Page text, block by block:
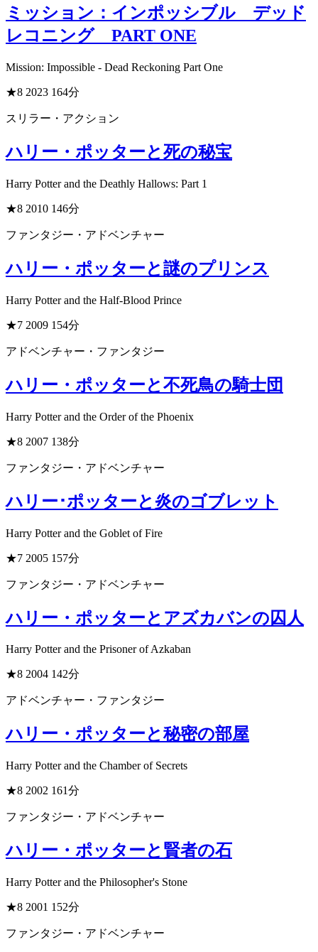
ミッション：インポッシブル デッド
レコニング PART ONE
Mission: Impossible - Dead Reckoning Part One
★8 2023 164分
スリラー・アクション
ハリー・ポッターと死の秘宝
Harry Potter and the Deathly Hallows: Part 1
★8 2010 146分
ファンタジー・アドベンチャー
ハリー・ポッターと謎のプリンス
Harry Potter and the Half-Blood Prince
★7 2009 154分
アドベンチャー・ファンタジー
ハリー・ポッターと不死鳥の騎士団
Harry Potter and the Order of the Phoenix
★8 2007 138分
ファンタジー・アドベンチャー
ハリー･ポッターと炎のゴブレット
Harry Potter and the Goblet of Fire
★7 2005 157分
ファンタジー・アドベンチャー
ハリー・ポッターとアズカバンの囚人
Harry Potter and the Prisoner of Azkaban
★8 2004 142分
アドベンチャー・ファンタジー
ハリー・ポッターと秘密の部屋
Harry Potter and the Chamber of Secrets
★8 2002 161分
ファンタジー・アドベンチャー
ハリー・ポッターと賢者の石
Harry Potter and the Philosopher's Stone
★8 2001 152分
ファンタジー・アドベンチャー